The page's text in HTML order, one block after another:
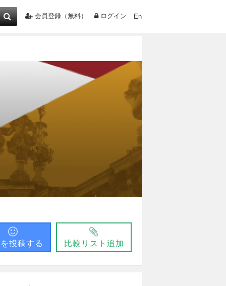
会員登録（無料） ログイン En
投稿する 比較リスト追加